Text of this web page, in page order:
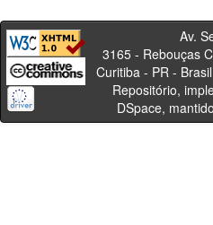
Av. Sete
3165 - Rebouças
Curitiba -
Repositório,
DSpace,